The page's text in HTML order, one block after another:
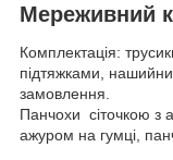
Мереживний
Комплектація:
підтяжками,
замовлення.
Панчохи сіточкою з
ажуром на гумці,